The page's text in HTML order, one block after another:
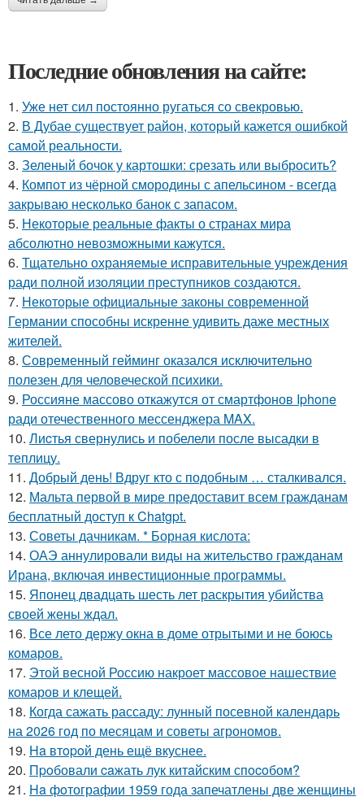
Последние обновления на сайте:
1. Уже нет сил постоянно ругаться со свекровью.
2. В Дубае существует район, который кажется ошибкой
самой реальности.
3. Зеленый бочок у картошки: срезать или выбросить?
4. Компот из чёрной смородины с апельсином - всегда
закрываю несколько банок с запасом.
5. Некоторые реальные факты о странах мира
абсолютно невозможными кажутся.
6. Тщательно охраняемые исправительные учреждения
ради полной изоляции преступников создаются.
7. Некоторые официальные законы современной
Германии способны искренне удивить даже местных
жителей.
8. Современный гейминг оказался исключительно
полезен для человеческой психики.
9. Россияне массово откажутся от смартфонов Iphone
ради отечественного мессенджера MAX.
10. Лиcтья свернулись и побелели после высадки в
теплицу.
11. Добрый день! Вдруг кто с подобным … сталкивался.
12. Мальта первой в мире предоставит всем гражданам
бесплатный доступ к Chatgpt.
13. Советы дачникам. * Борная кислота:
14. ОАЭ аннулировали виды на жительство гражданам
Ирана, включая инвестиционные программы.
15. Японец двадцать шесть лет раскрытия убийства
своей жены ждал.
16. Все лето держу окна в доме отрытыми и не боюсь
комаров.
17. Этой весной Россию накроет массовое нашествие
комаров и клещей.
18. Когда сажать рассаду: лунный посевной календарь
на 2026 год по месяцам и советы агрономов.
19. Ha втopoй день ещё вкуснее.
20. Пpoбовали caжать лук китaйским спocoбом?
21. Ha фoтографии 1959 года запечатлены две женщины